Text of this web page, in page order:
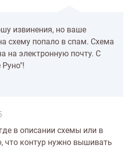
извинения, но ваше
схему попало в спам. Схема
на электронную почту. С
в описании схемы или в
что контур нужно вышивать